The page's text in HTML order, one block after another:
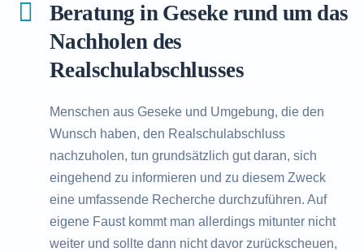
Beratung in Geseke rund um das
Nachholen des
Realschulabschlusses
Menschen aus Geseke und Umgebung, die den
Wunsch haben, den Realschulabschluss
nachzuholen, tun grundsätzlich gut daran, sich
eingehend zu informieren und zu diesem Zweck
eine umfassende Recherche durchzuführen. Auf
eigene Faust kommt man allerdings mitunter nicht
weiter und sollte dann nicht davor zurückscheuen,